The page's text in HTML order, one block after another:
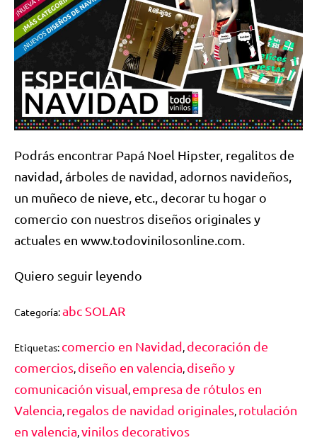
Podrás encontrar Papá Noel Hipster, regalitos de
navidad, árboles de navidad, adornos navideños,
un muñeco de nieve, etc., decorar tu hogar o
comercio con nuestros diseños originales y
actuales en www.todovinilosonline.com.
Quiero seguir leyendo
Categoría:abc SOLAR
Etiquetas: comercio en Navidad, decoración de
comercios, diseño en valencia, diseño y
comunicación visual, empresa de rótulos en
Valencia, regalos de navidad originales, rotulación
en valencia,vinilos decorativos